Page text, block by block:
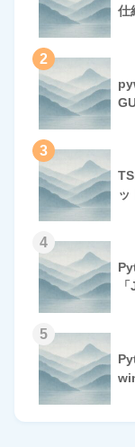
仕
2
3
ッ
4
5